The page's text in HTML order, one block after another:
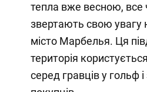
тепла вже весною, все
звертають свою увагу
місто Марбелья. Ця
територія
серед гравців у гольф